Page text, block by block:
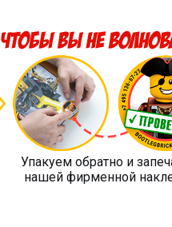
Упакуем обратно и
нашей фирменной